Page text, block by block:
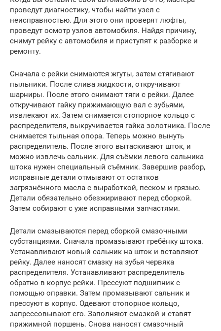
проведут диагностику, чтобы найти узел с
неисправностью. Для этого они проверят люфты,
проведут осмотр узлов автомобиля. Найдя причину,
снимут рейку с автомобиля и приступят к разборке и
ремонту.
Сначала с рейки снимаются жгуты, затем стягивают
пыльники. После слива жидкости, откручивают
шарниры. После этого снимают тяги с рейки. Далее
откручивают гайку прижимающую вал с зубьями,
извлекают их. Затем снимается стопорное кольцо с
распределителя, выкручивается гайка золотника. После
снимается тыльная опора. Теперь можно вынуть
распределитель. После этого вытаскивают шток, и
можно извлечь сальник. Для съёмки левого сальника
штока нужен специальный съёмник. Завершив разбор,
исправные детали отмывают от остатков
загрязнённого масла с выработкой, песком и грязью.
Детали обязательно обезжиривают перед сборкой.
Затем собирают с уже исправными запчастями.
Детали смазываются перед сборкой смазочными
субстанциями. Сначала промазывают гребёнку штока.
Устанавливают новый сальник на шток и вставляют
рейку. Далее наносят смазку на зубья червяка
распределителя. Устанавливают распределитель
обратно в корпус рейки. Прессуют подшипник с
помощью оправки. Затем промазывают сальник и
прессуют в корпус. Одевают стопорное кольцо,
запрессовывают его. Заполняют смазкой и ставят
прижимной поршень. Снова наносят смазочный